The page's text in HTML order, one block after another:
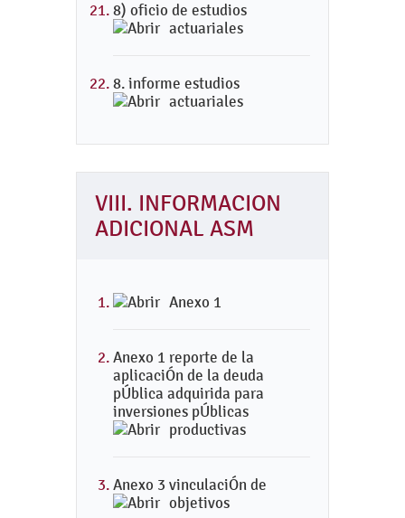
8) oficio de estudios
actuariales
8. informe estudios
actuariales
VIII. INFORMACION
ADICIONAL ASM
Anexo 1
Anexo 1 reporte de la
aplicaciÓn de la deuda
pÚblica adquirida para
inversiones pÚblicas
productivas
Anexo 3 vinculaciÓn de
objetivos